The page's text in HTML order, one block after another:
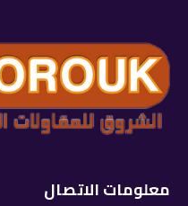
معلومات الاتصال